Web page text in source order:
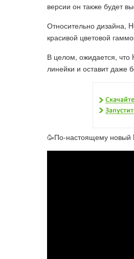
версии он также будет
Относительно дизайна,
красивой цветовой
В целом, ожидается, что
линейки и оставит даже
🥳По-настоящему новый